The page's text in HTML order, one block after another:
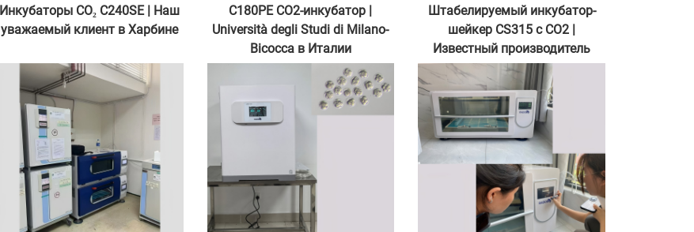
Инкубаторы CO₂ C240SE | Наш
уважаемый клиент в Харбине
C180PE CO2-инкубатор |
Università degli Studi di Milano-
Bicocca в Италии
Штабелируемый инкубатор-
шейкер CS315 с CO2 |
Известный производитель
диагностических реагентов из
провинции Хубэй